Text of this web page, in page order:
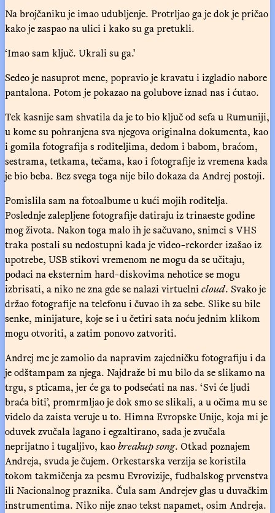
Na brojčaniku je imao udubljenje. Protrljao ga je dok je pričao
kako je zaspao na ulici i kako su ga pretukli.
‘Imao sam ključ. Ukrali su ga.’
Sedeo je nasuprot mene, popravio je kravatu i izgladio nabore
pantalona. Potom je pokazao na golubove iznad nas i ćutao.
Tek kasnije sam shvatila da je to bio ključ od sefa u Rumuniji,
u kome su pohranjena sva njegova originalna dokumenta, kao
i gomila fotografija s roditeljima, dedom i babom, braćom,
sestrama, tetkama, tečama, kao i fotografije iz vremena kada
je bio beba. Bez svega toga nije bilo dokaza da Andrej postoji.
Pomislila sam na fotoalbume u kući mojih roditelja.
Poslednje zalepljene fotografije datiraju iz trinaeste godine
mog života. Nakon toga malo ih je sačuvano, snimci s VHS
traka postali su nedostupni kada je video-rekorder izašao iz
upotrebe, USB stikovi vremenom ne mogu da se učitaju,
podaci na eksternim hard-diskovima nehotice se mogu
izbrisati, a niko ne zna gde se nalazi virtuelnicloud. Svako je
držao fotografije na telefonu i čuvao ih za sebe. Slike su bile
senke, minijature, koje se i u četiri sata noću jednim klikom
mogu otvoriti, a zatim ponovo zatvoriti.
Andrej me je zamolio da napravim zajedničku fotografiju i da
je odštampam za njega. Najdraže bi mu bilo da se slikamo na
trgu, s pticama, jer će ga to podsećati na nas. ‘Svi će ljudi
braća biti’, promrmljao je dok smo se slikali, a u očima mu se
videlo da zaista veruje u to. Himna Evropske Unije, koja mi je
oduvek zvučala lagano i egzaltirano, sada je zvučala
neprijatno i tugaljivo, kaobreakup song. Otkad poznajem
Andreja, svuda je čujem. Orkestarska verzija se koristila
tokom takmičenja za pesmu Evrovizije, fudbalskog prvenstva
ili Nacionalnog praznika. Čula sam Andrejev glas u duvačkim
instrumentima. Niko nije znao tekst napamet, osim Andreja.